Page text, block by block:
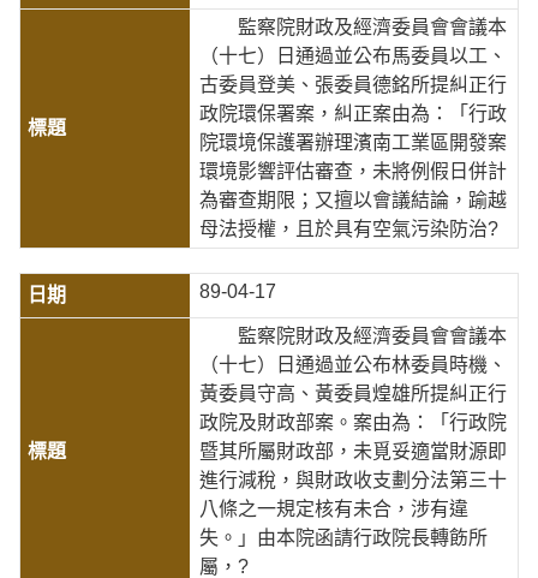
監察院財政及經濟委員會會議本
（十七）日通過並公布馬委員以工、
古委員登美、張委員德銘所提糾正行
政院環保署案，糾正案由為：「行政
院環境保護署辦理濱南工業區開發案
環境影響評估審查，未將例假日併計
為審查期限；又擅以會議結論，踰越
母法授權，且於具有空氣污染防治?
89-04-17
監察院財政及經濟委員會會議本
（十七）日通過並公布林委員時機、
黃委員守高、黃委員煌雄所提糾正行
政院及財政部案。案由為：「行政院
暨其所屬財政部，未覓妥適當財源即
進行減稅，與財政收支劃分法第三十
八條之一規定核有未合，涉有違
失。」由本院函請行政院長轉飭所
屬，?